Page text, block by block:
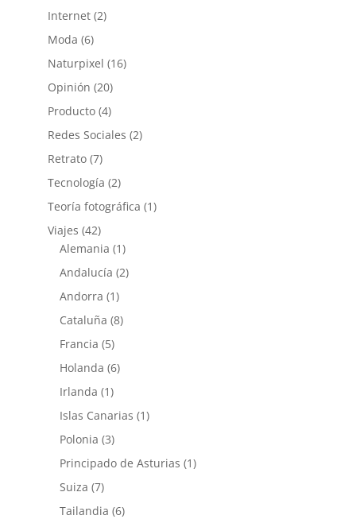
Internet(2)
Moda (6)
Naturpixel (16)
Opinión (20)
Producto(4)
Redes Sociales (2)
Retrato(7)
Tecnología (2)
Teoría fotográfica (1)
Viajes (42)
Alemania (1)
Andalucía (2)
Andorra (1)
Cataluña (8)
Francia (5)
Holanda (6)
Irlanda (1)
Islas Canarias (1)
Polonia (3)
Principado de Asturias (1)
Suiza (7)
Tailandia (6)